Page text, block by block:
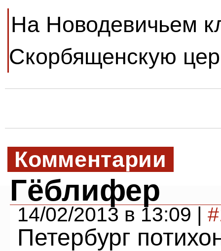
На Новодевичьем
Скорбященскую
Комментарии
Гёблифер
14/02/2013 в 13:09 |
Петербург